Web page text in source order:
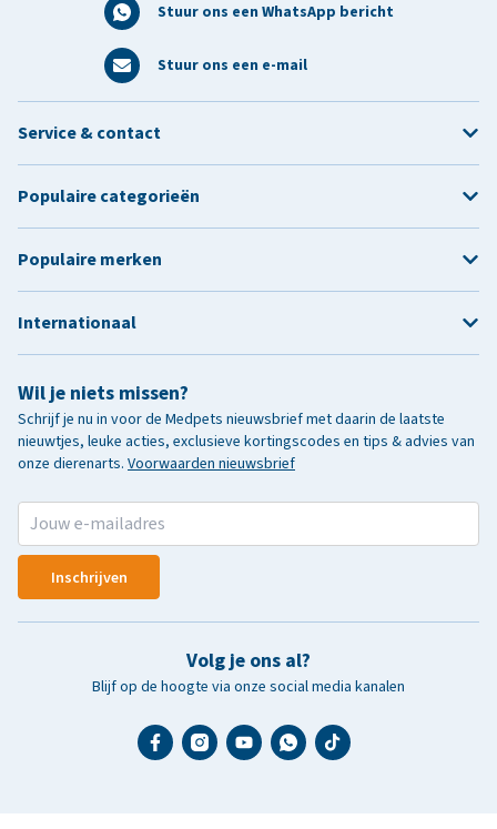
Stuur ons een WhatsApp bericht
Stuur ons een e-mail
Wil je niets missen?
Schrijf je nu in voor de Medpets nieuwsbrief met daarin de laatste
nieuwtjes, leuke acties, exclusieve kortingscodes en tips & advies van
onze dierenarts. Voorwaarden nieuwsbrief
Inschrijven
Volg je ons al?
Blijf op de hoogte via onze social media kanalen
Service & contact
Populaire categorieën
Populaire merken
Internationaal